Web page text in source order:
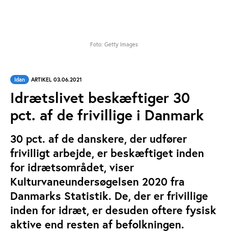
Foto: Getty Images
Idan ARTIKEL 03.06.2021
Idrætslivet beskæftiger 30
pct. af de frivillige i Danmark
30 pct. af de danskere, der udfører
frivilligt arbejde, er beskæftiget inden
for idrætsområdet, viser
Kulturvaneundersøgelsen 2020 fra
Danmarks Statistik. De, der er frivillige
inden for idræt, er desuden oftere fysisk
aktive end resten af befolkningen.